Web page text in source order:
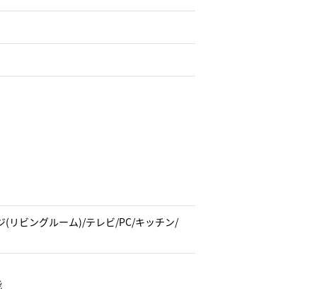
リビングルーム)/テレビ/PC/キッチン/